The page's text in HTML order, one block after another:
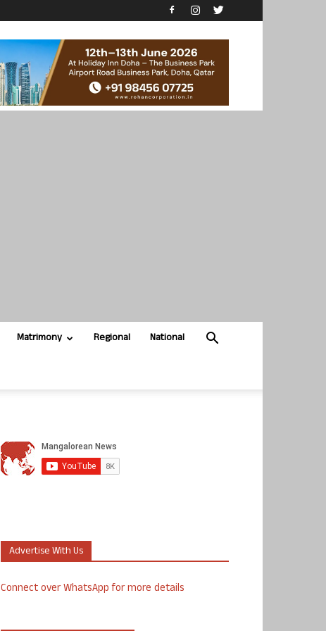
Matrimony Regional National
Advertise With Us
Connect over WhatsApp for more details